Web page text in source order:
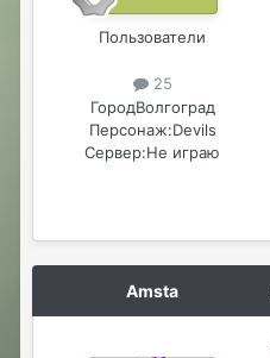
Пользователи
25
ГородВолгоград
Персонаж:Devils
Сервер:Не играю
Amsta